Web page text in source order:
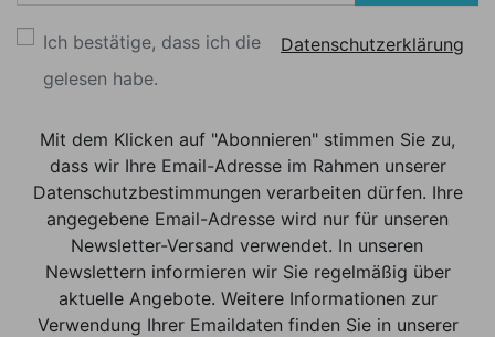
Ich bestätige, dass ich die
Datenschutzerklärung
gelesen habe.
Mit dem Klicken auf "Abonnieren" stimmen Sie zu,
dass wir Ihre Email-Adresse im Rahmen unserer
Datenschutzbestimmungen verarbeiten dürfen. Ihre
angegebene Email-Adresse wird nur für unseren
Newsletter-Versand verwendet. In unseren
Newslettern informieren wir Sie regelmäßig über
aktuelle Angebote. Weitere Informationen zur
Verwendung Ihrer Emaildaten finden Sie in unserer